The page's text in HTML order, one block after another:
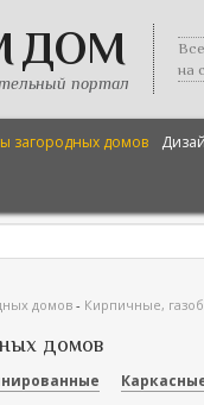
ДОМ
портал
на
загородных домов
домов- Кирпичные,
домов